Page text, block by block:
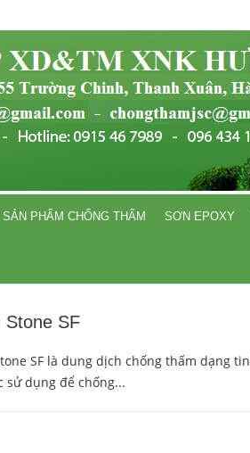
SẢN PHẨM CHỐNG THẤM SƠN EPOXY
Stone SF
SF là dung dịch chống thấm dạng
sử dụng để chống...